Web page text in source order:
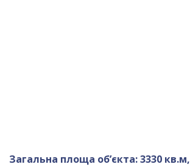
Загальна площа об’єкта: 3330 кв.м,